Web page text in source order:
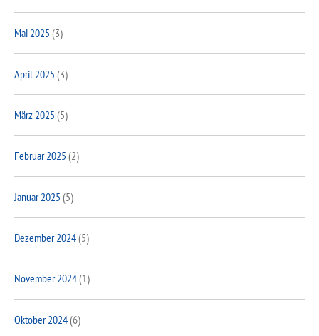
Mai 2025 (3)
April 2025 (3)
März 2025 (5)
Februar 2025 (2)
Januar 2025 (5)
Dezember 2024(5)
November 2024(1)
Oktober 2024(6)